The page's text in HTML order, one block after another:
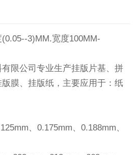
3)MM.宽度100MM-
限公司专业生产挂版片基、拼
膜、挂版纸，主要应用于：纸
、0.175mm、0.188mm、